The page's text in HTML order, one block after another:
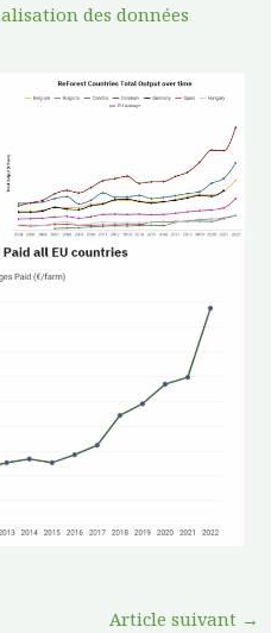
des données
Article suivant →